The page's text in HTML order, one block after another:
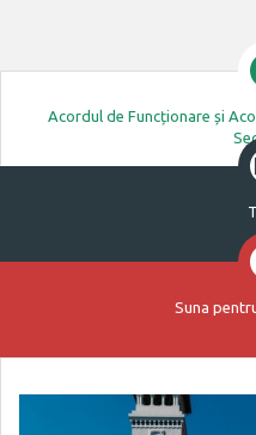
Acordul de Funcționare și
Suna